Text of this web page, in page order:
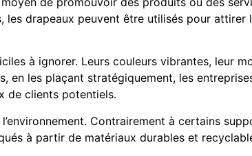
drapeaux peuvent être utilisés pour
à ignorer. Leurs couleurs vibrantes, leur
en les plaçant stratégiquement, les
de clients potentiels.
Contrairement à certains
à partir de matériaux durables et